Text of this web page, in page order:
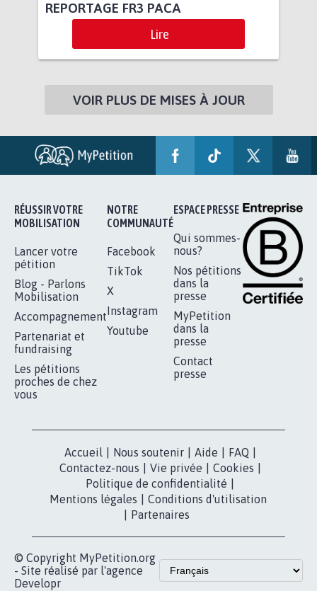
REPORTAGE FR3 PACA
Lire
VOIR PLUS DE MISES À JOUR
RÉUSSIR VOTRE
MOBILISATION
Lancer votre
pétition
Blog - Parlons
Mobilisation
Accompagnement
Partenariat et
fundraising
Les pétitions
proches de chez
vous
NOTRE
COMMUNAUTÉ
Facebook
TikTok
X
Instagram
Youtube
ESPACE PRESSE
Qui sommes-
nous?
Nos pétitions
dans la
presse
MyPetition
dans la
presse
Contact
presse
Accueil Nous soutenir Aide FAQ
Contactez-nous
Vie privée Cookies
Politique de confidentialité
Mentions légales
Conditions d'utilisation
Partenaires
© Copyright MyPetition.org
- Site réalisé par l'agence
Developr